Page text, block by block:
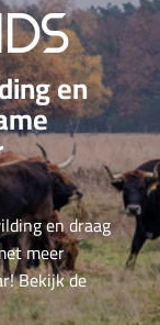
en
en draag
meer
Bekijk de